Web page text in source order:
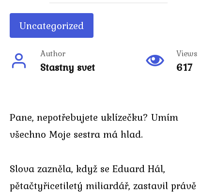
Uncategorized
Author
Stastny svet
Views
617
Pane, nepotřebujete uklízečku? Umím
všechno Moje sestra má hlad.
Slova zazněla, když se Eduard Hál,
pětačtyřicetiletý miliardář, zastavil právě